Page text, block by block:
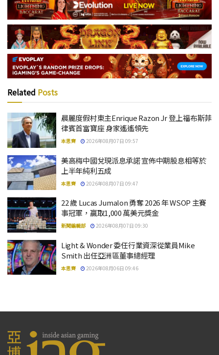
Related Posts
晨麗度假村東主Enrique Razon Jr 登上福布斯菲
律賓首富寶座 身家遙遙領先
本思齊 2026年08月07日 09:57
美高梅中國兌現派息承諾 宣佈中期股息相等於
上半年純利五成
本思齊 2026年08月07日 09:47
22 歲 Lucas Jumalon 勇奪 2026 年 WSOP 主賽
事冠軍，贏取1,000 萬美元獎金
新聞編輯部 2026年08月07日 09:30
Light & Wonder 委任行業資深從業員Mike
Smith 出任亞洲區董事總經理
本思齊 2026年08月06日 09:46